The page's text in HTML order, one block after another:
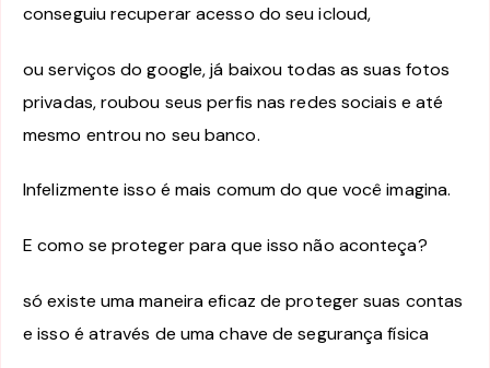
conseguiu recuperar acesso do seu icloud,
ou serviços do google, já baixou todas as suas fotos
privadas, roubou seus perfis nas redes sociais e até
mesmo entrou no seu banco.
Infelizmente isso é mais comum do que você imagina.
E como se proteger para que isso não aconteça?
só existe uma maneira eficaz de proteger suas contas
e isso é através de uma chave de segurança física